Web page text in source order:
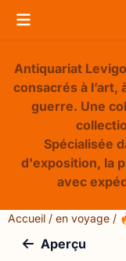
Préférences de
Antiquariat
consacrés à l’art,
guerre. Une
Spécialisée
d'exposition, la
avec
Accueil / en voyage /
Aperçu